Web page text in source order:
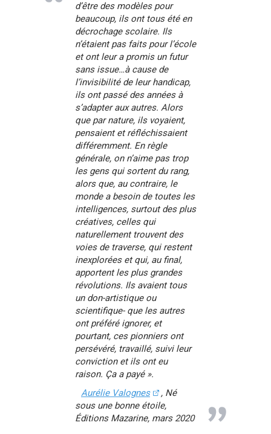
d’être des modèles pour
beaucoup, ils ont tous été en
décrochage scolaire. Ils
n’étaient pas faits pour l’école
et ont leur a promis un futur
sans issue…à cause de
l’invisibilité de leur handicap,
ils ont passé des années à
s’adapter aux autres. Alors
que par nature, ils voyaient,
pensaient et réfléchissaient
différemment. En règle
générale, on n’aime pas trop
les gens qui sortent du rang,
alors que, au contraire, le
monde a besoin de toutes les
intelligences, surtout des plus
créatives, celles qui
naturellement trouvent des
voies de traverse, qui restent
inexplorées et qui, au final,
apportent les plus grandes
révolutions. Ils avaient tous
un don-artistique ou
scientifique- que les autres
ont préféré ignorer, et
pourtant, ces pionniers ont
persévéré, travaillé, suivi leur
conviction et ils ont eu
raison. Ça a payé ».
Aurélie Valognes
, Né
sous une bonne étoile,
Éditions Mazarine, mars 2020